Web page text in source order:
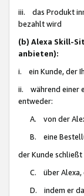
iii. das Produkt
bezahlt wird
(b) Alexa Skill-
anbieten):
i. ein Kunde, der
ii. während einer
entweder:
A. von der
B. eine
der Kunde
C. über Alexa,
D. indem er